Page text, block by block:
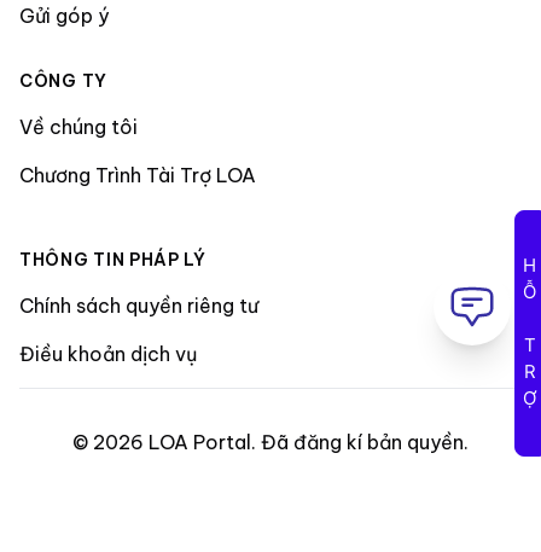
Gửi góp ý
CÔNG TY
Về chúng tôi
Chương Trình Tài Trợ LOA
THÔNG TIN PHÁP LÝ
Chính sách quyền riêng tư
Điều khoản dịch vụ
© 2026 LOA Portal . Đã đăng kí bản quyền.
HỖ TRỢ